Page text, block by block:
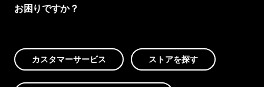
お困りですか？
カスタマーサービス ストアを探す